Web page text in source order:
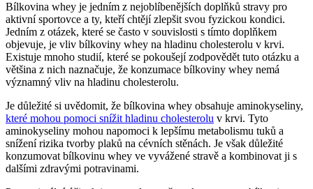
Bílkovina whey je jedním z nejoblíbenějších doplňků stravy pro
aktivní sportovce a ty, kteří chtějí zlepšit svou fyzickou kondici.
Jedním z otázek, které se často v souvislosti s tímto doplňkem
objevuje, je vliv bílkoviny whey na hladinu cholesterolu v krvi.
Existuje mnoho studií, které se pokoušejí zodpovědět tuto otázku a
většina z nich naznačuje, že konzumace bílkoviny whey nemá
významný vliv na hladinu cholesterolu.
Je důležité si uvědomit, že bílkovina whey obsahuje aminokyseliny,
které mohou pomoci snížit hladinu cholesterolu v krvi. Tyto
aminokyseliny mohou napomoci k lepšímu metabolismu tuků a
snížení rizika tvorby plaků na cévních stěnách. Je však důležité
konzumovat bílkovinu whey ve vyvážené stravě a kombinovat ji s
dalšími zdravými potravinami.